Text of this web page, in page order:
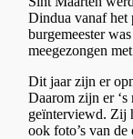
Dindua vanaf het
burgemeester
meegezongen
Dit jaar zijn er
Daarom zijn er ‘s
geïnterviewd. Zij
ook foto’s van de